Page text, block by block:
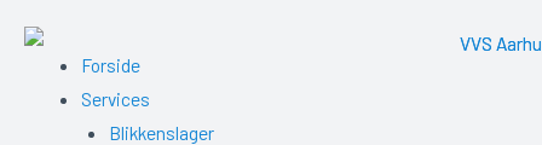
Forside
Services
Blikkenslager